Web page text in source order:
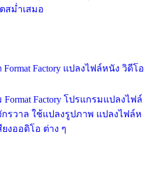
สม่ำเสมอ
Format Factory แปลงไฟล์หนัง วิดีโอ
Factory โปรแกรมแปลงไฟล์
รวาล ใช้แปลงรูปภาพ แปลงไฟล์ห
ยงออดิโอ ต่าง ๆ